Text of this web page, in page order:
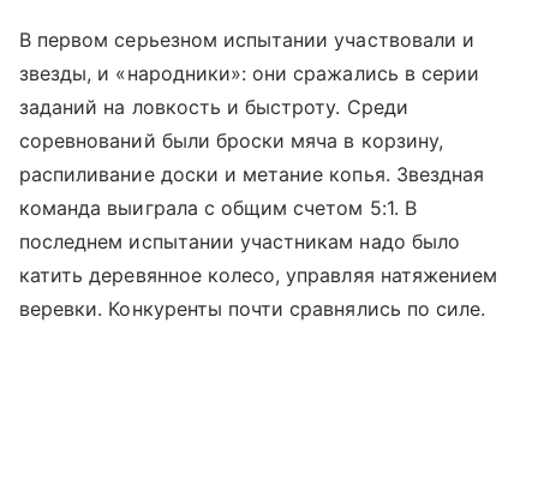
В первом серьезном испытании участвовали и
звезды, и «народники»: они сражались в серии
заданий на ловкость и быстроту. Среди
соревнований были броски мяча в корзину,
распиливание доски и метание копья. Звездная
команда выиграла с общим счетом 5:1. В
последнем испытании участникам надо было
катить деревянное колесо, управляя натяжением
веревки. Конкуренты почти сравнялись по силе.